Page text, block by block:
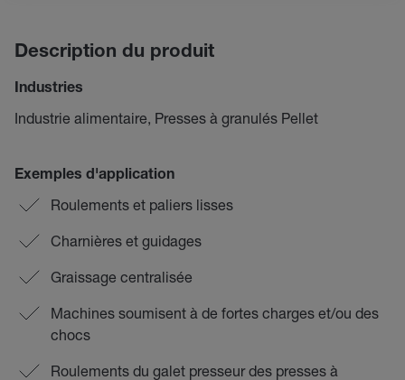
Description du produit
Industries
Industrie alimentaire, Presses à granulés Pellet
Exemples d'application
Roulements et paliers lisses
Charnières et guidages
Graissage centralisée
Machines soumisent à de fortes charges et/ou des
chocs
Roulements du galet presseur des presses à